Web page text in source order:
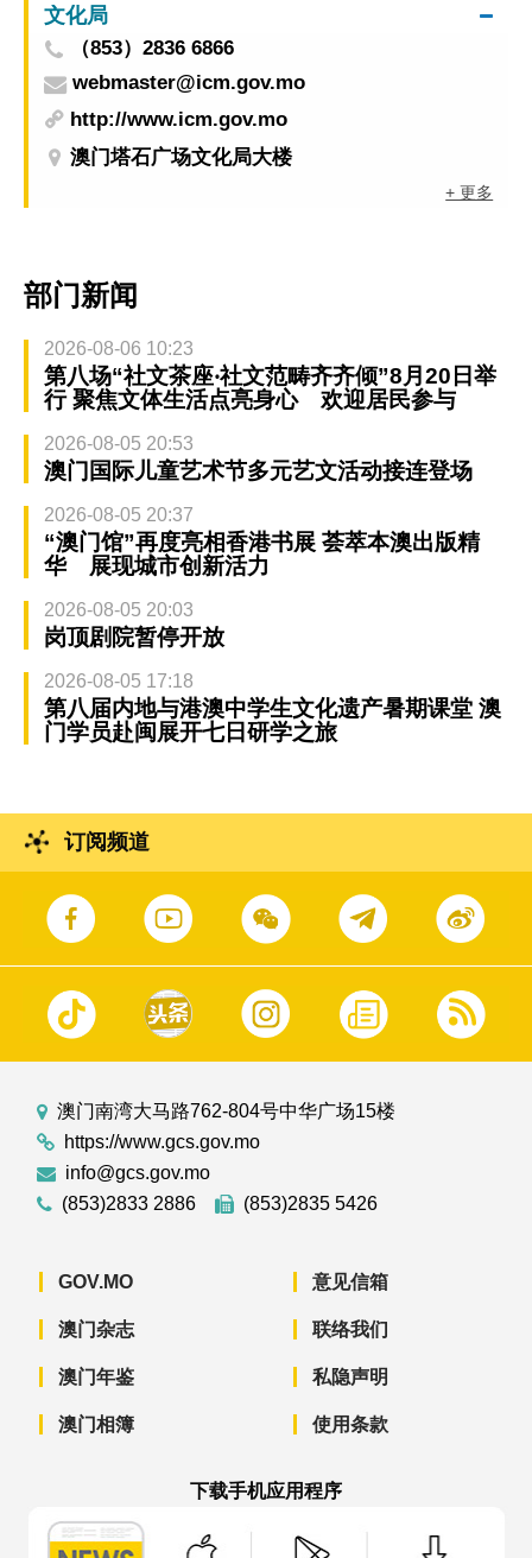
文化局
（853）2836 6866
webmaster@icm.gov.mo
http://www.icm.gov.mo
澳门塔石广场文化局大楼
+ 更多
部门新闻
2026-08-06 10:23
第八场“社文茶座‧社文范畴齐齐倾”8月20日举
行 聚焦文体生活点亮身心 欢迎居民参与
2026-08-05 20:53
澳门国际儿童艺术节多元艺文活动接连登场
2026-08-05 20:37
“澳门馆”再度亮相香港书展 荟萃本澳出版精
华 展现城市创新活力
2026-08-05 20:03
岗顶剧院暂停开放
2026-08-05 17:18
第八届内地与港澳中学生文化遗产暑期课堂 澳
门学员赴闽展开七日研学之旅
订阅频道
澳门南湾大马路762-804号中华广场15楼
https://www.gcs.gov.mo
info@gcs.gov.mo
(853)2833 2886
(853)2835 5426
GOV.MO
澳门杂志
澳门年鉴
澳门相簿
意见信箱
联络我们
私隐声明
使用条款
下载手机应用程序